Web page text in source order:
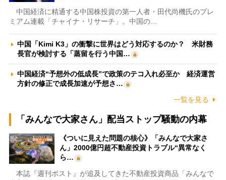
中国経済に精通する中国株投資の第一人者・田代尚機氏のプレ
ミアム連載「チャイナ・リサーチ」。中国の…
中国「Kimi K3」の衝撃に世界はどう対応するのか？ 米財務
長官が検討する「蒸留を行う中国…
中国経済“予想外の低成長”で政策のテコ入れ必至か 経済運営
方針の修正で成長加速が予想さ…
一覧を見る
「みんなで大家さん」配当ストップ騒動の内幕
《ついに見えた問題の核心》「みんなで大家さ
ん」2000億円超不動産投資トラブル“異常なく
ら…
本誌『週刊ポスト』が追及してきた不動産投資商品「みんなで